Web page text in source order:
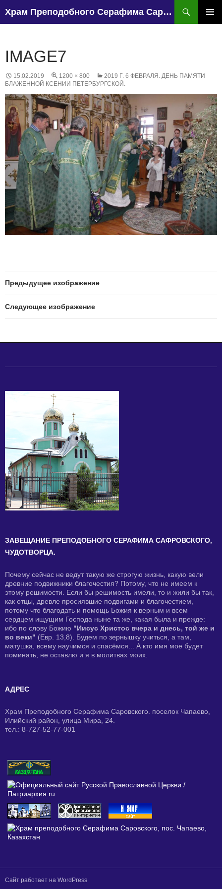
Храм Преподобного Серафима Саровского, поселок Чапаево.
IMAGE7
15.02.2019 1200 × 800
2019 Г. 6 ФЕВРАЛЯ. ДЕНЬ ПАМЯТИ
БЛАЖЕННОЙ КСЕНИИ ПЕТЕРБУРГСКОЙ.
Предыдущее изображение
Следующее изображение
ЗАВЕЩАНИЕ ПРЕПОДОБНОГО СЕРАФИМА САФРОВСКОГО,
ЧУДОТВОРЦА.
Почему сейчас не ведут такую же строгую жизнь, какую вели
древние подвижники благочестия? Потому, что не имеем к
этому решимости. Если бы решимость имели, то и жили бы так,
как отцы, древле просиявшие подвигами и благочестием,
потому что благодать и помощь Божия к верным и всем
сердцем ищущим Господа ныне та же, какая была и прежде:
ибо по слову Божию "Иисус Христос вчера и днесь, той же и
во веки" (Евр. 13,8). Будем по зернышку учиться, а там,
матушка, всему научимся и спасёмся... А кто имя мое будет
поминать, не оставлю и я в молитвах моих.
АДРЕС
Храм Преподобного Серафима Саровского. поселок Чапаево,
Илийский район, улица Мира, 24.
тел.: 8-727-52-77-001
Сайт работает на WordPress